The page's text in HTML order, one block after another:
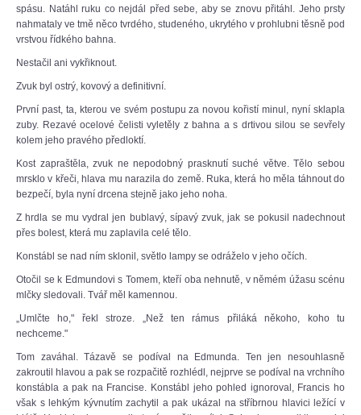
spásu. Natáhl ruku co nejdál před sebe, aby se znovu přitáhl. Jeho prsty
nahmataly ve tmě něco tvrdého, studeného, ukrytého v prohlubni těsně pod
vrstvou řídkého bahna.
Nestačil ani vykřiknout.
Zvuk byl ostrý, kovový a definitivní.
První past, ta, kterou ve svém postupu za novou kořistí minul, nyní sklapla
zuby. Rezavé ocelové čelisti vyletěly z bahna a s drtivou silou se sevřely
kolem jeho pravého předloktí.
Kost zapraštěla, zvuk ne nepodobný prasknutí suché větve. Tělo sebou
mrsklo v křeči, hlava mu narazila do země. Ruka, která ho měla táhnout do
bezpečí, byla nyní drcena stejně jako jeho noha.
Z hrdla se mu vydral jen bublavý, sípavý zvuk, jak se pokusil nadechnout
přes bolest, která mu zaplavila celé tělo.
Konstábl se nad ním sklonil, světlo lampy se odráželo v jeho očích.
Otočil se k Edmundovi s Tomem, kteří oba nehnutě, v němém úžasu scénu
mlčky sledovali. Tvář měl kamennou.
„Umlčte ho," řekl stroze. „Než ten rámus přiláká někoho, koho tu
nechceme."
Tom zaváhal. Tázavě se podíval na Edmunda. Ten jen nesouhlasně
zakroutil hlavou a pak se rozpačitě rozhlédl, nejprve se podíval na vrchního
konstábla a pak na Francise. Konstábl jeho pohled ignoroval, Francis ho
však s lehkým kývnutím zachytil a pak ukázal na stříbrnou hlavici ležící v